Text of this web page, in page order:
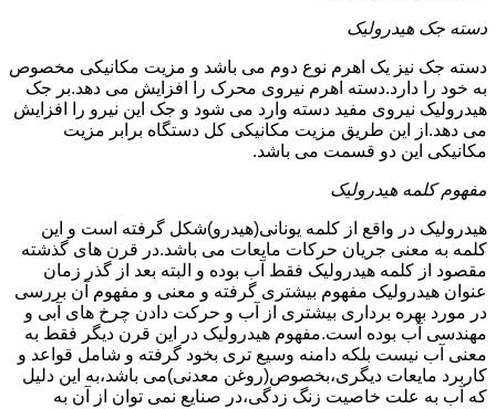
دسته جک هیدرولیک
دسته جک نیز یک اهرم نوع دوم می باشد و مزیت مکانیکی مخصوص
به خود را دارد.دسته اهرم نیروی محرک را افزایش می دهد.بر جک
هیدرولیک نیروی مفید دسته وارد می شود و جک این نیرو را افزایش
می دهد.از این طریق مزیت مکانیکی کل دستگاه برابر مزیت
مکانیکی این دو قسمت می باشد.
مفهوم کلمه هیدرولیک
هیدرولیک در واقع از کلمه یونانی(هیدرو)شکل گرفته است و این
کلمه به معنی جریان حرکات مایعات می باشد.در قرن های گذشته
مقصود از کلمه هیدرولیک فقط آب بوده و البته بعد از گذر زمان
عنوان هیدرولیک مفهوم بیشتری گرفته و معنی و مفهوم آن بررسی
در مورد بهره برداری بیشتری از آب و حرکت دادن چرخ های آبی و
مهندسی آب بوده است.مفهوم هیدرولیک در این قرن دیگر فقط به
معنی آب نیست بلکه دامنه وسیع تری بخود گرفته و شامل قواعد و
کاربرد مایعات دیگری،بخصوص(روغن معدنی)می باشد،به این دلیل
که آب به علت خاصیت زنگ زدگی،در صنایع نمی توان از آن به